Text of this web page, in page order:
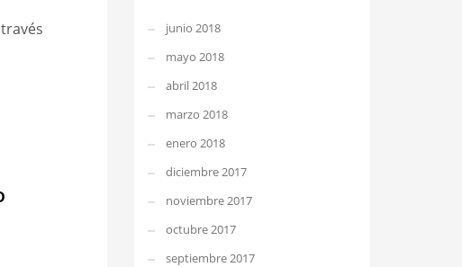
junio 2018
mayo 2018
abril 2018
marzo 2018
enero 2018
diciembre 2017
noviembre 2017
octubre 2017
septiembre 2017